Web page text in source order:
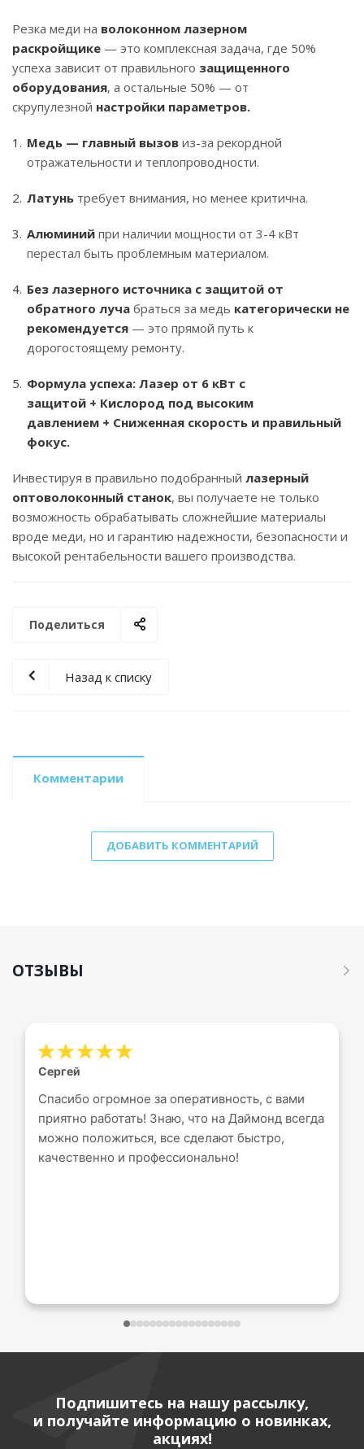
Резка меди на волоконном лазерном
раскройщике — это комплексная задача, где 50%
успеха зависит от правильного защищенного
оборудования, а остальные 50% — от
скрупулезной настройки параметров.
Медь — главный вызов из-за рекордной
отражательности и теплопроводности.
Латунь требует внимания, но менее критична.
Алюминий при наличии мощности от 3-4 кВт
перестал быть проблемным материалом.
Без лазерного источника с защитой от
обратного луча браться за медь категорически не
рекомендуется — это прямой путь к
дорогостоящему ремонту.
Формула успеха: Лазер от 6 кВт с
защитой + Кислород под высоким
давлением + Сниженная скорость и правильный
фокус.
Инвестируя в правильно подобранный лазерный
оптоволоконный станок, вы получаете не только
возможность обрабатывать сложнейшие материалы
вроде меди, но и гарантию надежности, безопасности и
высокой рентабельности вашего производства.
Поделиться
Назад к списку
Комментарии
ДОБАВИТЬ КОММЕНТАРИЙ
ОТЗЫВЫ
Сергей
Спасибо огромное за оперативность, с вами
приятно работать! Знаю, что на Даймонд всегда
можно положиться, все сделают быстро,
качественно и профессионально!
Подпишитесь на нашу рассылку,
и получайте информацию о новинках,
акциях!